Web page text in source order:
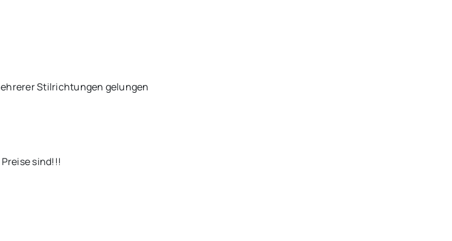
Stilrichtungen gelungen
sind!!!